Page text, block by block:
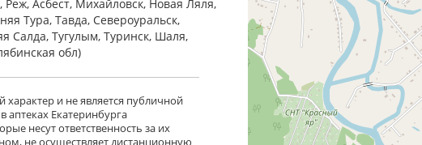
Реж, Асбест, Михайловск, Новая Ляля,
Тура, Тавда, Североуральск,
Салда, Тугулым, Туринск, Шаля,
обл)
и не является публичной
аптеках Екатеринбурга
несут ответственность за их
не осуществляет дистанционную